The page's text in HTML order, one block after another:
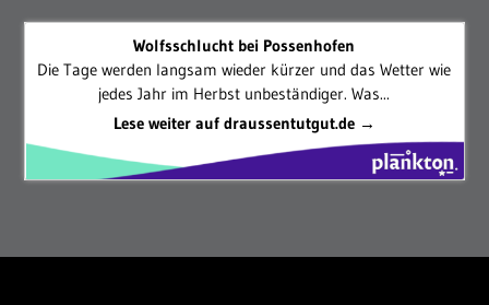
Wolfsschlucht bei Possenhofen
Die Tage werden langsam wieder kürzer und das Wetter wie
jedes Jahr im Herbst unbeständiger. Was...
Lese weiter auf draussentutgut.de →